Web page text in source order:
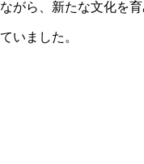
がら、新たな文化を
いました。